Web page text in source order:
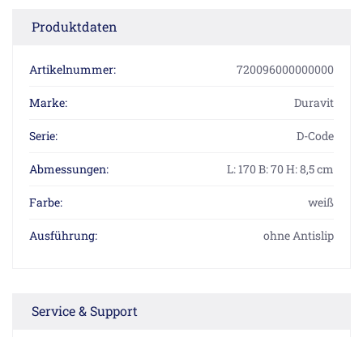
Produktdaten
Artikelnummer: 720096000000000
Marke: Duravit
Serie: D-Code
Abmessungen: L: 170 B: 70 H: 8,5 cm
Farbe: weiß
Ausführung: ohne Antislip
Service & Support